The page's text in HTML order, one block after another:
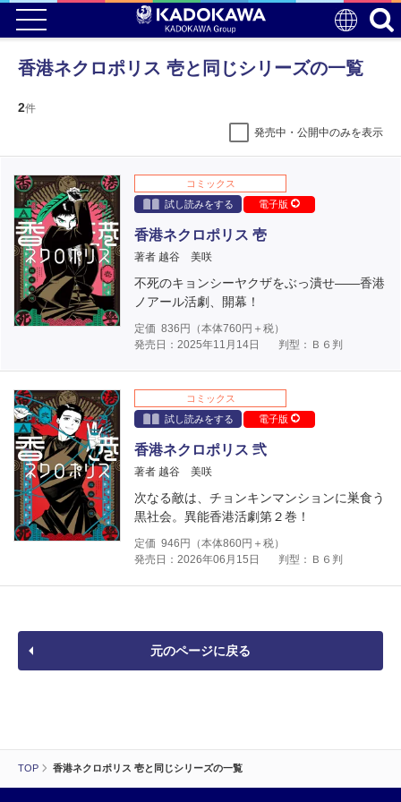
TOP 香港ネクロポリス 壱と同じシリーズの一覧
香港ネクロポリス 壱と同じシリーズの一覧
2件
発売中・公開中のみを表示
コミックス
試し読みをする
電子版
香港ネクロポリス 壱
著者 越谷 美咲
不死のキョンシーヤクザをぶっ潰せ――香港
ノアール活劇、開幕！
定価 836 円（本体760円＋税）
発売日：2025年11月14日
判型：Ｂ６判
コミックス
試し読みをする
電子版
香港ネクロポリス 弐
著者 越谷 美咲
次なる敵は、チョンキンマンションに巣食う
黒社会。異能香港活劇第２巻！
定価 946 円（本体860円＋税）
発売日：2026年06月15日
判型：Ｂ６判
元のページに戻る